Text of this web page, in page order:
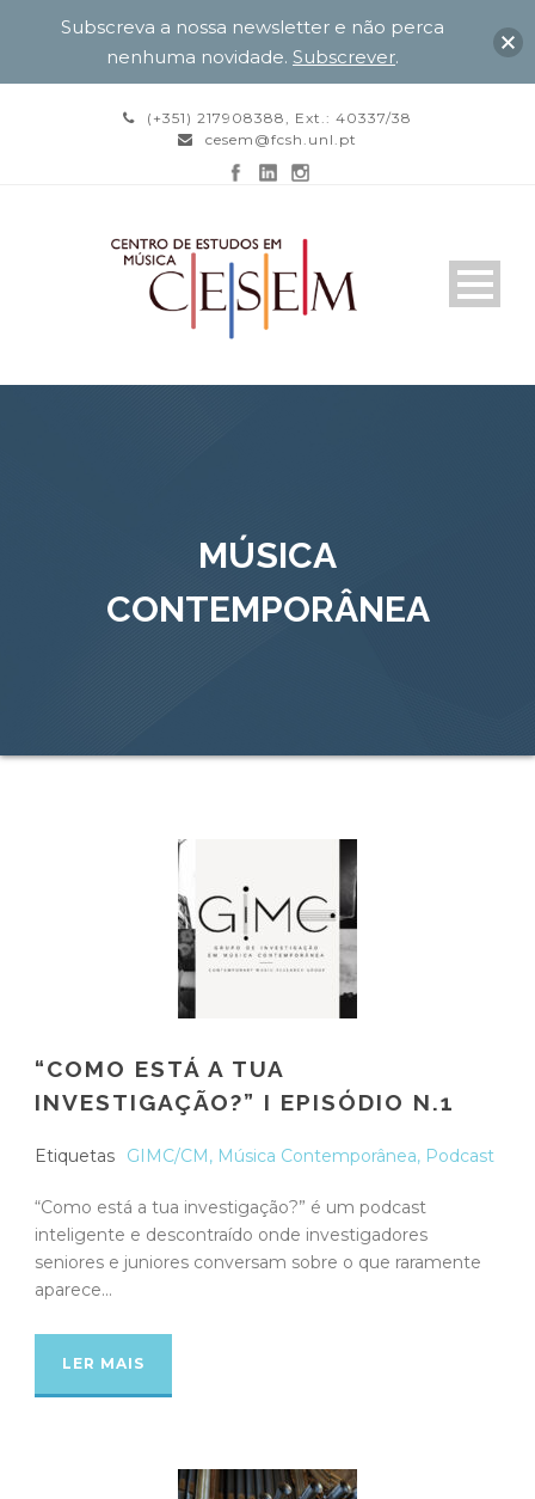
(+351) 217908388, Ext.: 40337/38
cesem@fcsh.unl.pt
MÚSICA
CONTEMPORÂNEA
“COMO ESTÁ A TUA
INVESTIGAÇÃO?” I EPISÓDIO N.1
Etiquetas GIMC/CM, Música Contemporânea, Podcast
“Como está a tua investigação?” é um podcast
inteligente e descontraído onde investigadores
seniores e juniores conversam sobre o que raramente
aparece...
LER MAIS
Subscreva a nossa newsletter e não perca
nenhuma novidade. Subscrever.